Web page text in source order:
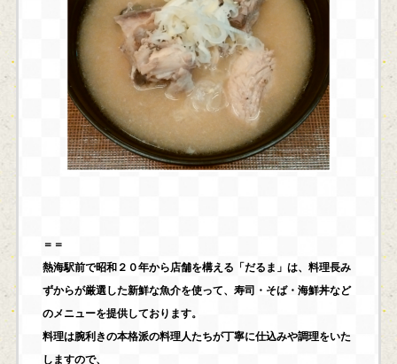
＝＝
熱海駅前で昭和２０年から店舗を構える「だるま」は、料理長み
ずからが厳選した新鮮な魚介を使って、寿司・そば・海鮮丼など
のメニューを提供しております。
料理は腕利きの本格派の料理人たちが丁寧に仕込みや調理をいた
しますので、